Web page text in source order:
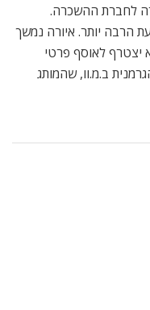
לחברת ההשכרה.
הרבה יותר. איורה נמשך
יצטרף לאוסף פרטי
ב.מ.וו, שהמותג